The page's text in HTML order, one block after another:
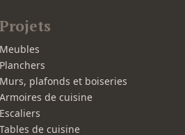
Projets
Meubles
Planchers
Murs, plafonds et boiseries
Armoires de cuisine
Escaliers
Tables de cuisine